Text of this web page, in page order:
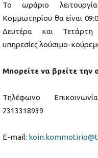
Το ωράριο
Κομμωτηρίου θα είναι
Δευτέρα και Τετάρτη
υπηρεσίες λούσιμο-
Μπορείτε να βρείτε την
Τηλέφωνο
2313318939
E-mail: